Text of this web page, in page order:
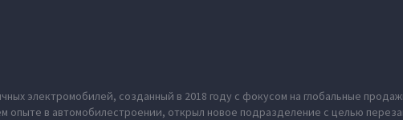
электромобилей, созданный в 2018 году с фокусом на глобальные
опыте в автомобилестроении, открыл новое подразделение с целью